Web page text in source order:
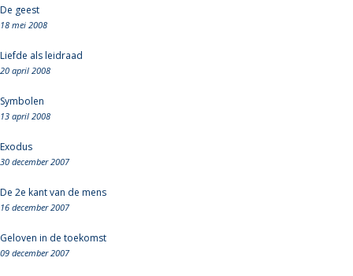
De geest
18 mei 2008
Liefde als leidraad
20 april 2008
Symbolen
13 april 2008
Exodus
30 december 2007
De 2e kant van de mens
16 december 2007
Geloven in de toekomst
09 december 2007